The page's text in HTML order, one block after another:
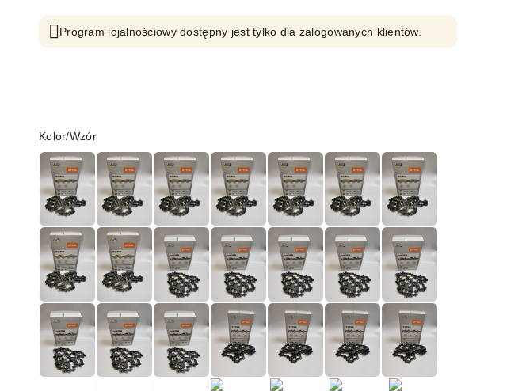
Program lojalnościowy dostępny jest tylko dla zalogowanych klientów.
Wariant
Kolor/Wzór